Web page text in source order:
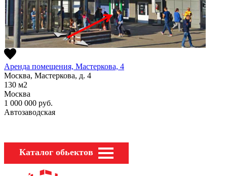
Аренда помещения, Мастеркова, 4
Москва, Мастеркова, д. 4
130 м2
Москва
1 000 000 руб.
Автозаводская
Каталог обьектов